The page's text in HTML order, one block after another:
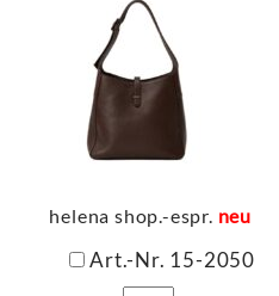
helena shop.-espr. neu
Art.-Nr. 15-2050